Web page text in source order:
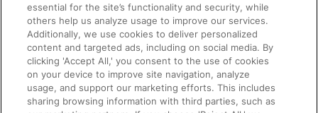
essential for the site’s functionality and security, while
others help us analyze usage to improve our services.
Additionally, we use cookies to deliver personalized
content and targeted ads, including on social media. By
clicking 'Accept All,' you consent to the use of cookies
on your device to improve site navigation, analyze
usage, and support our marketing efforts. This includes
sharing browsing information with third parties, such as